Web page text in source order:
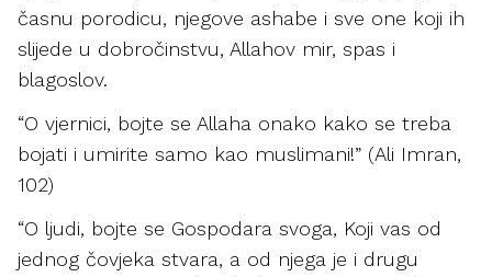
časnu porodicu, njegove ashabe i sve one koji ih
slijede u dobročinstvu, Allahov mir, spas i
blagoslov.
“O vjernici, bojte se Allaha onako kako se treba
bojati i umirite samo kao muslimani!” (Ali Imran,
102)
“O ljudi, bojte se Gospodara svoga, Koji vas od
jednog čovjeka stvara, a od njega je i drugu